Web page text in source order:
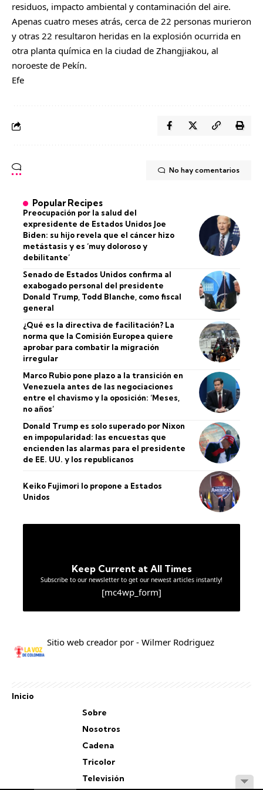
residuos, impacto ambiental y contaminación del aire.
Apenas cuatro meses atrás, cerca de 22 personas murieron
y otras 22 resultaron heridas en la explosión ocurrida en
otra planta química en la ciudad de Zhangjiakou, al
noroeste de Pekín.
Efe
No hay comentarios
Popular Recipes
Preocupación por la salud del
expresidente de Estados Unidos Joe
Biden: su hijo revela que el cáncer hizo
metástasis y es ‘muy doloroso y
debilitante’
Senado de Estados Unidos confirma al
exabogado personal del presidente
Donald Trump, Todd Blanche, como fiscal
general
¿Qué es la directiva de facilitación? La
norma que la Comisión Europea quiere
aprobar para combatir la migración
irregular
Marco Rubio pone plazo a la transición en
Venezuela antes de las negociaciones
entre el chavismo y la oposición: ‘Meses,
no años’
Donald Trump es solo superado por Nixon
en impopularidad: las encuestas que
encienden las alarmas para el presidente
de EE. UU. y los republicanos
Keiko Fujimori lo propone a Estados
Unidos
Keep Current at All Times
Subscribe to our newsletter to get our newest articles instantly!
[mc4wp_form]
Sitio web creador por - Wilmer Rodriguez
Inicio
Sobre
Nosotros
Cadena
Tricolor
Televisión